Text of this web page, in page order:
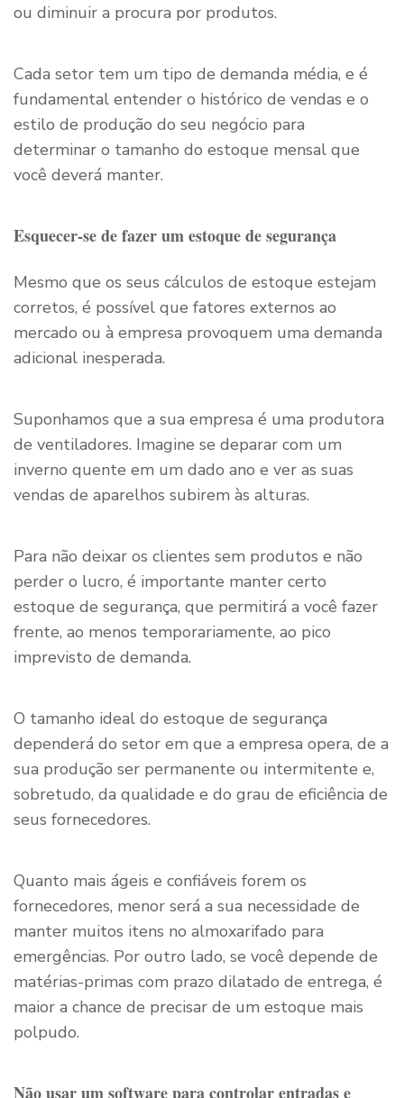
ou diminuir a procura por produtos.
Cada setor tem um tipo de demanda média, e é
fundamental entender o histórico de vendas e o
estilo de produção do seu negócio para
determinar o tamanho do estoque mensal que
você deverá manter.
Esquecer-se de fazer um estoque de segurança
Mesmo que os seus cálculos de estoque estejam
corretos, é possível que fatores externos ao
mercado ou à empresa provoquem uma demanda
adicional inesperada.
Suponhamos que a sua empresa é uma produtora
de ventiladores. Imagine se deparar com um
inverno quente em um dado ano e ver as suas
vendas de aparelhos subirem às alturas.
Para não deixar os clientes sem produtos e não
perder o lucro, é importante manter certo
estoque de segurança, que permitirá a você fazer
frente, ao menos temporariamente, ao pico
imprevisto de demanda.
O tamanho ideal do estoque de segurança
dependerá do setor em que a empresa opera, de a
sua produção ser permanente ou intermitente e,
sobretudo, da qualidade e do grau de eficiência de
seus fornecedores.
Quanto mais ágeis e confiáveis forem os
fornecedores, menor será a sua necessidade de
manter muitos itens no almoxarifado para
emergências. Por outro lado, se você depende de
matérias-primas com prazo dilatado de entrega, é
maior a chance de precisar de um estoque mais
polpudo.
Não usar um software para controlar entradas e